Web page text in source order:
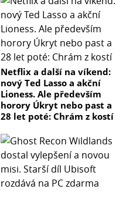
Netflix a další na víkend:
nový Ted Lasso a akční
Lioness. Ale především
horory Úkryt nebo past a
28 let poté: Chrám z kostí